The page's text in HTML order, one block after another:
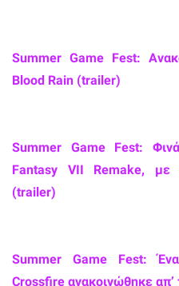
Summer Game Fest:
Blood Rain (trailer)
Summer Game Fest:
Fantasy VII Remake, με
(trailer)
Summer Game Fest:
Crossfire ανακοινώθηκε